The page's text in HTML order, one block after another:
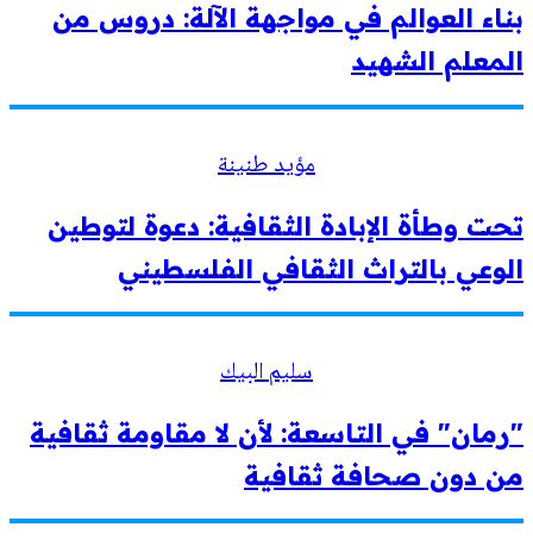
بناء العوالم في مواجهة الآلة: دروس من
المعلم الشهيد
مؤيد طنينة
تحت وطأة الإبادة الثقافية: دعوة لتوطين
الوعي بالتراث الثقافي الفلسطيني
سليم البيك
"رمان" في التاسعة: لأن لا مقاومة ثقافية
من دون صحافة ثقافية